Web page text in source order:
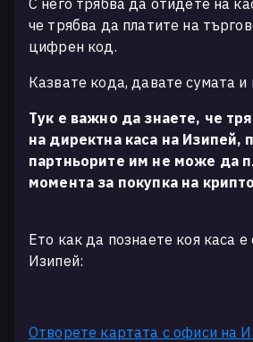
че трябва да платите на
цифрен код.
Казвате кода, давате сумата и
Тук е важно да знаете, че
на директна каса на Изипей,
партньорите им не може да
момента за покупка на
Ето как да познаете коя каса е
Изипей:
Отворете картата с офиси на